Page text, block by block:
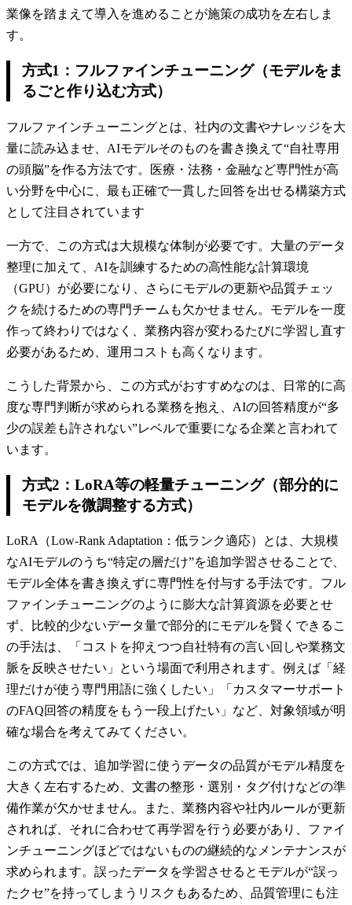
業像を踏まえて導入を進めることが施策の成功を左右しま
す。
方式1：フルファインチューニング（モデルをま
るごと作り込む方式）
フルファインチューニングとは、社内の文書やナレッジを大
量に読み込ませ、AIモデルそのものを書き換えて“自社専用
の頭脳”を作る方法です。医療・法務・金融など専門性が高
い分野を中心に、最も正確で一貫した回答を出せる構築方式
として注目されています
一方で、この方式は大規模な体制が必要です。大量のデータ
整理に加えて、AIを訓練するための高性能な計算環境
（GPU）が必要になり、さらにモデルの更新や品質チェッ
クを続けるための専門チームも欠かせません。モデルを一度
作って終わりではなく、業務内容が変わるたびに学習し直す
必要があるため、運用コストも高くなります。
こうした背景から、この方式がおすすめなのは、日常的に高
度な専門判断が求められる業務を抱え、AIの回答精度が“多
少の誤差も許されない”レベルで重要になる企業と言われて
います。
方式2：LoRA等の軽量チューニング（部分的に
モデルを微調整する方式）
LoRA（Low-Rank Adaptation：低ランク適応）とは、大規模
なAIモデルのうち“特定の層だけ”を追加学習させることで、
モデル全体を書き換えずに専門性を付与する手法です。フル
ファインチューニングのように膨大な計算資源を必要とせ
ず、比較的少ないデータ量で部分的にモデルを賢くできるこ
の手法は、「コストを抑えつつ自社特有の言い回しや業務文
脈を反映させたい」という場面で利用されます。例えば「経
理だけが使う専門用語に強くしたい」「カスタマーサポート
のFAQ回答の精度をもう一段上げたい」など、対象領域が明
確な場合を考えてみてください。
この方式では、追加学習に使うデータの品質がモデル精度を
大きく左右するため、文書の整形・選別・タグ付けなどの準
備作業が欠かせません。また、業務内容や社内ルールが更新
されれば、それに合わせて再学習を行う必要があり、ファイ
ンチューニングほどではないものの継続的なメンテナンスが
求められます。誤ったデータを学習させるとモデルが“誤っ
たクセ”を持ってしまうリスクもあるため、品質管理にも注